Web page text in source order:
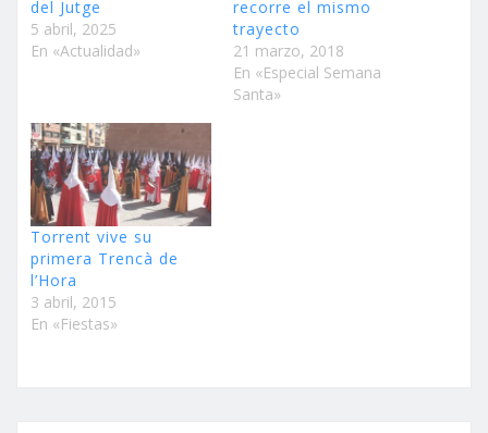
del Jutge
5 abril, 2025
En «Actualidad»
recorre el mismo
trayecto
21 marzo, 2018
En «Especial Semana
Santa»
Torrent vive su
primera Trencà de
l’Hora
3 abril, 2015
En «Fiestas»